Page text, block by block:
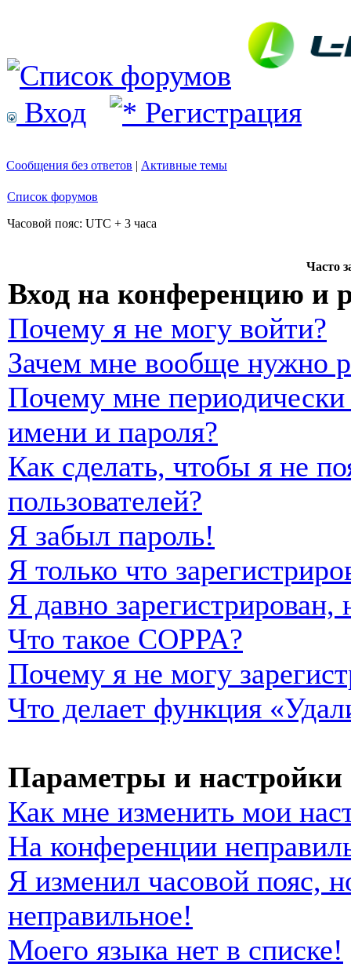
Вход Регистрация
Сообщения без ответов | Активные темы
Список форумов
Часовой пояс: UTC + 3 часа
Часто
Вход на конференцию и
Почему я не могу войти?
Зачем мне вообще нужно
Почему мне периодически
имени и пароля?
Как сделать, чтобы я не
пользователей?
Я забыл пароль!
Я только что
Я давно
Что такое COPPA?
Почему я не могу
Что делает функция
Параметры и настройки
Как мне изменить мои
На конференции
Я изменил часовой пояс,
неправильное!
Моего языка нет в списке!